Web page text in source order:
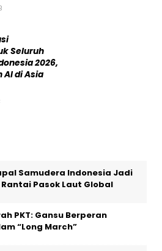
Seluruh
2026,
AI di Asia
Samudera Indonesia Jadi
Pasok Laut Global
PKT: Gansu Berperan
“Long March”